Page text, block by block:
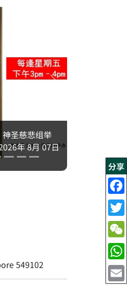
分享
圣慈悲组举
年 8月 07日
549102